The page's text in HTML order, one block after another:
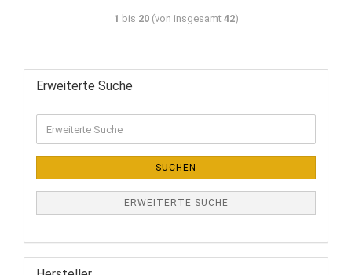
1 bis 20(von insgesamt 42)
Erweiterte Suche
SUCHEN
ERWEITERTE SUCHE